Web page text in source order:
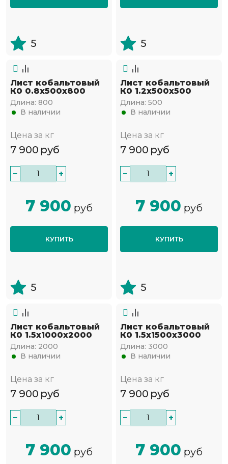
5 5
Лист кобальтовый
К0 0.8x500x800
Длина: 800
В наличии
Цена за кг
7 900 руб
− +
7 900 руб
КУПИТЬ
5
Лист кобальтовый
К0 1.2x500x500
Длина: 500
В наличии
Цена за кг
7 900 руб
− +
7 900 руб
КУПИТЬ
5
Лист кобальтовый
К0 1.5x1000x2000
Длина: 2000
В наличии
Цена за кг
7 900 руб
− +
7 900 руб
Лист кобальтовый
К0 1.5x1500x3000
Длина: 3000
В наличии
Цена за кг
7 900 руб
− +
7 900 руб